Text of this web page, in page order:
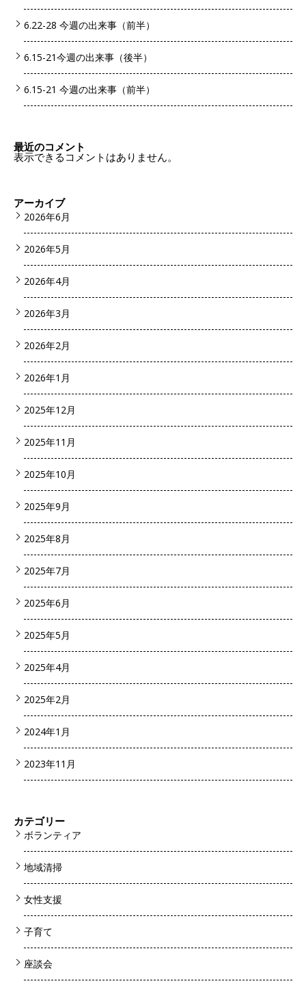
6.22-28 今週の出来事（前半）
6.15-21今週の出来事（後半）
6.15-21 今週の出来事（前半）
最近のコメント
表示できるコメントはありません。
アーカイブ
2026年6月
2026年5月
2026年4月
2026年3月
2026年2月
2026年1月
2025年12月
2025年11月
2025年10月
2025年9月
2025年8月
2025年7月
2025年6月
2025年5月
2025年4月
2025年2月
2024年1月
2023年11月
カテゴリー
ボランティア
地域清掃
女性支援
子育て
座談会